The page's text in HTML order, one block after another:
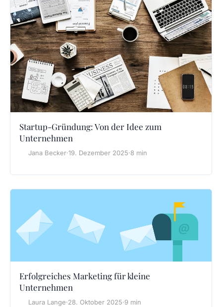
Startup-Gründung: Von der Idee zum
Unternehmen
Jana Becker·19. Dezember 2025·8 min
Erfolgreiches Marketing für kleine
Unternehmen
Laura Lange·28. Oktober 2025·9 min